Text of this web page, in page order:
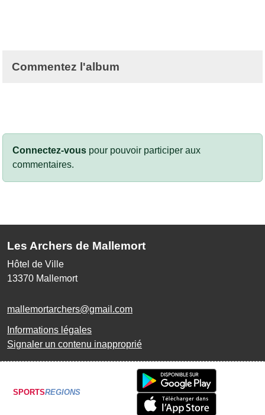
Commentez l'album
Connectez-vous pour pouvoir participer aux
commentaires.
Les Archers de Mallemort
Hôtel de Ville
13370 Mallemort
mallemortarchers@gmail.com
Informations légales
Signaler un contenu inapproprié
SPORTSREGIONS